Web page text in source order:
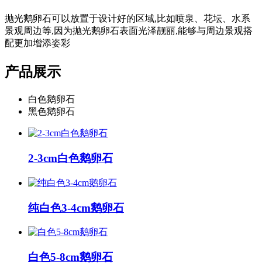
抛光鹅卵石可以放置于设计好的区域,比如喷泉、花坛、水系
景观周边等,因为抛光鹅卵石表面光泽靓丽,能够与周边景观搭
配更加增添姿彩
产品展示
白色鹅卵石
黑色鹅卵石
2-3cm白色鹅卵石
纯白色3-4cm鹅卵石
白色5-8cm鹅卵石